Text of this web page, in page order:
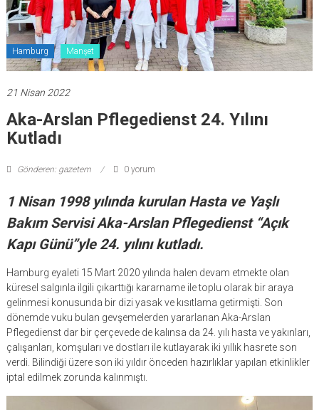
Hamburg Manşet
21 Nisan 2022
Aka-Arslan Pflegedienst 24. Yılını
Kutladı
Gönderen: gazetem 0 yorum
1 Nisan 1998 yılında kurulan Hasta ve Yaşlı
Bakım Servisi Aka-Arslan Pflegedienst “Açık
Kapı Günü”yle 24. yılını kutladı.
Hamburg eyaleti 15 Mart 2020 yılında halen devam etmekte olan
küresel salgınla ilgili çıkarttığı kararname ile toplu olarak bir araya
gelinmesi konusunda bir dizi yasak ve kısıtlama getirmişti. Son
dönemde vuku bulan gevşemelerden yararlanan Aka-Arslan
Pflegedienst dar bir çerçevede de kalınsa da 24. yılı hasta ve yakınları,
çalışanları, komşuları ve dostları ile kutlayarak iki yıllık hasrete son
verdi. Bilindiği üzere son iki yıldır önceden hazırlıklar yapılan etkinlikler
iptal edilmek zorunda kalınmıştı.